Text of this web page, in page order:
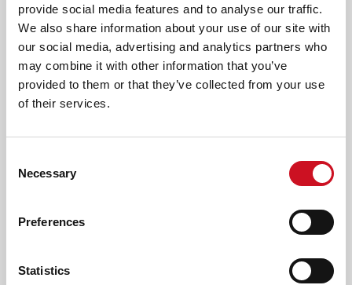
provide social media features and to analyse our traffic.
We also share information about your use of our site with
our social media, advertising and analytics partners who
may combine it with other information that you’ve
provided to them or that they’ve collected from your use
of their services.
Selection
Necessary
Preferences
Statistics
'BIJ HR&D KRIJG IK VEEL RUIMTE OM
MEZELF VERDER TE ONTWIKKELEN'
Vera van de Griendt is nog nieuw in het HR-vak. Sinds 1 juni
(human resources & development). Ze kent Kentalis goed,
verschillende begeleidersfuncties op de woongroepen